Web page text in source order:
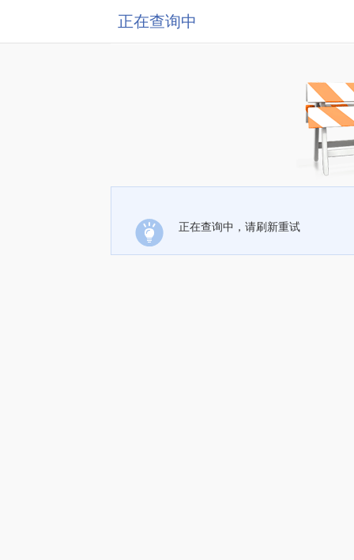
正在查询中
正在查询中，请刷新重试